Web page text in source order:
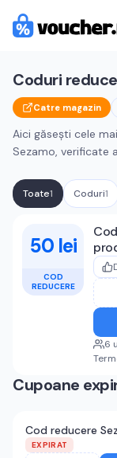
Coduri
Catre magazin
Aici găsești cele
Sezamo, verificate
Toate1 Coduri1
Cupoane
50 lei
COD
REDUCERE
6
Cupoane
Cod reducere
EXPIRAT